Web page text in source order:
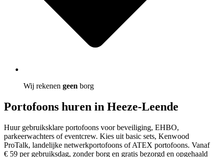
Wij rekenen geen borg
Portofoons huren in Heeze-Leende
Huur gebruiksklare portofoons voor beveiliging, EHBO,
parkeerwachters of eventcrew. Kies uit basic sets, Kenwood
ProTalk, landelijke netwerkportofoons of ATEX portofoons. Vanaf
€ 59 per gebruiksdag, zonder borg en gratis bezorgd en opgehaald